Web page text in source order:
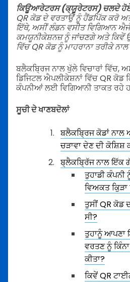
ਕਿਊਆਰੇਟਰਸ (ਕ੍ਯੂਰੇਟਰਸ) ਚਲਦੇ
QR ਕੋਡ ਦੇ ਵਰਤਾਉਂ ਨੂੰ ਹੈਂਡਪਿੱਕ ਕਰੋ
ਇੱਥੇ, ਅਸੀਂ ਲੰਡਨ ਵਸੀਤ ਵਿਗਿਆਨ
ਕਮਯੂਨੀਕੇਸ਼ਨਜ਼ ਨੂੰ ਜਾਂਚਣਗੇ ਅਤੇ
ਵਿੱਚ QR ਕੋਡ ਨੂੰ ਮਾਹਰਾਨਾ ਤਰੀਕੇ
ਬਲੈਕਬ੍ਰਿਜ ਨਾਲ ਖੁੱਲੇ ਵਿਚਾਰਾਂ ਵਿੱਚ,
ਡਿਜਿਟਲ ਐਪਲੀਕੇਸ਼ਨਾਂ ਵਿੱਚ QR ਕੋਡ
ਕੰਪਨੀਆਂ ਲਈ ਵਿਗਿਆਨੀ ਤਾਕਤ ਰਹੇ
ਸੂਚੀ ਦੇ ਖਾਣਬਦੋਲਾਂ
ਬਲੈਕਬ੍ਰਿਜ ਕੋਡਾਂ
ਚੜਾਵਾ ਦੇਣ ਦੀ ਕੋਸ਼ਿਸ਼
ਬ੍ਲੈਕਬ੍ਰਿੱਜ ਨਾਲ ਇੱਕ
ਤੁਹਾਡੀ
ਵਿਅਕਤ ਕਿੁੜਾ
ਤੁਸੀਂ QR ਕੋਡ
ਸੀ?
ਤੁਹਾਨੂੰ
ਵਰਤਣ ਨੂੰ
ਕੀਤਾ?
ਕਿਵੇਂ QR